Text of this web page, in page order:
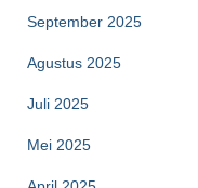
September 2025
Agustus 2025
Juli 2025
Mei 2025